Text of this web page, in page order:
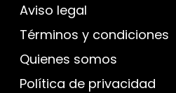
Aviso legal
Términos y condiciones
Quienes somos
Política de privacidad